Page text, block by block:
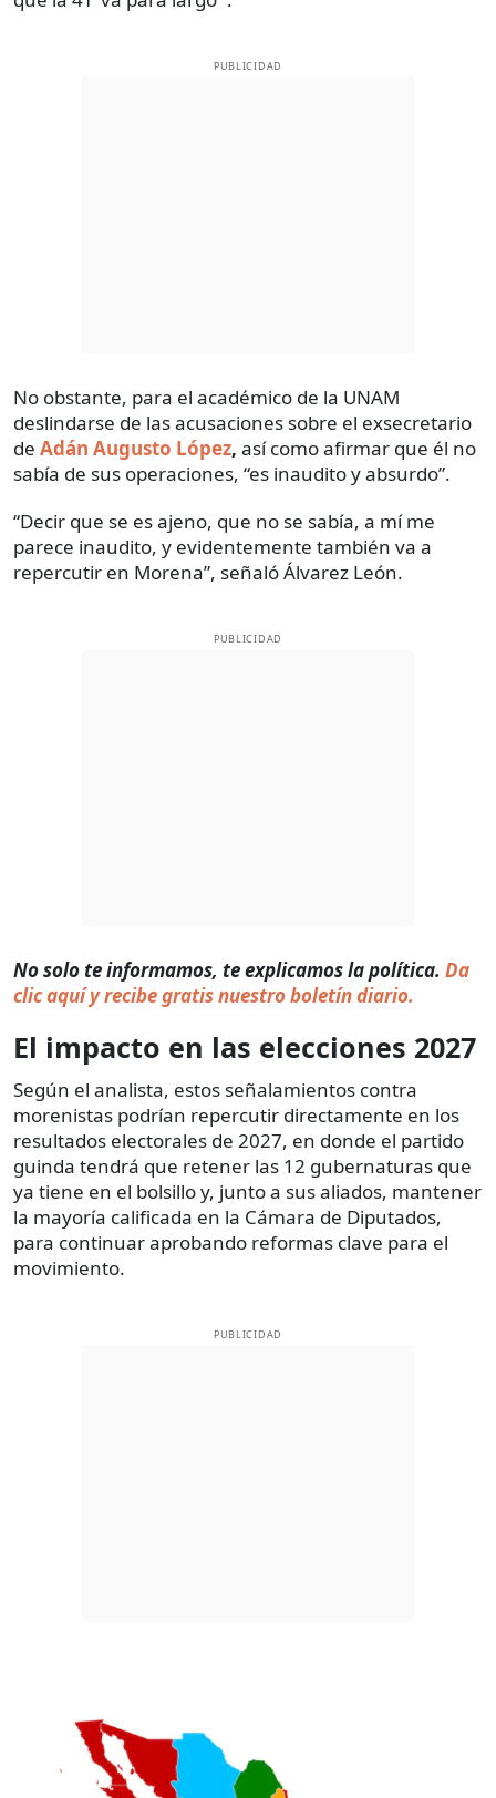
PUBLICIDAD
No obstante, para el académico de la UNAM
deslindarse de las acusaciones sobre el exsecretario
de Adán Augusto López, así como afirmar que él no
sabía de sus operaciones, “es inaudito y absurdo”.
“Decir que se es ajeno, que no se sabía, a mí me
parece inaudito, y evidentemente también va a
repercutir en Morena”, señaló Álvarez León.
PUBLICIDAD
No solo te informamos, te explicamos la política. Da
clic aquí y recibe gratis nuestro boletín diario.
El impacto en las elecciones 2027
Según el analista, estos señalamientos contra
morenistas podrían repercutir directamente en los
resultados electorales de 2027, en donde el partido
guinda tendrá que retener las 12 gubernaturas que
ya tiene en el bolsillo y, junto a sus aliados, mantener
la mayoría calificada en la Cámara de Diputados,
para continuar aprobando reformas clave para el
movimiento.
PUBLICIDAD